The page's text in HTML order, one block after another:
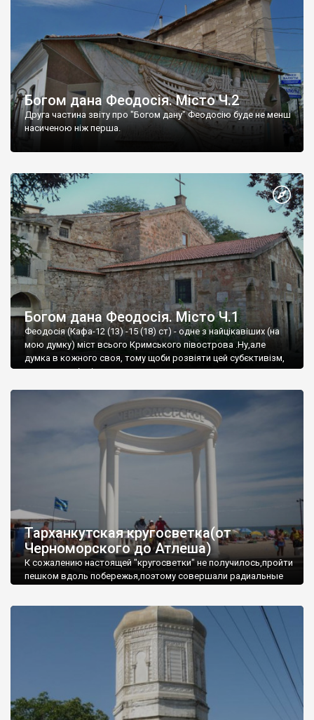
Богом дана Феодосія. Місто Ч.2
Друга частина звіту про "Богом дану" Феодосію буде не менш
насиченою ніж перша.
Богом дана Феодосія. Місто Ч.1
Феодосія (Кафа-12 (13) -15 (18) ст) - одне з найцікавіших (на
мою думку) міст всього Кримського півострова .Ну,але
думка в кожного своя, тому щоби розвіяти цей субєктивізм,
запрошую відвідати це
Тарханкутская кругосветка(от
Черноморского до Атлеша)
К сожалению настоящей "кругосветки" не получилось,пройти
пешком вдоль побережья,поэтому совершали радиальные